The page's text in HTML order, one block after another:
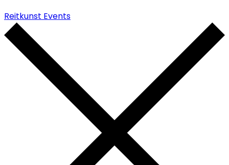
Reitkunst Events